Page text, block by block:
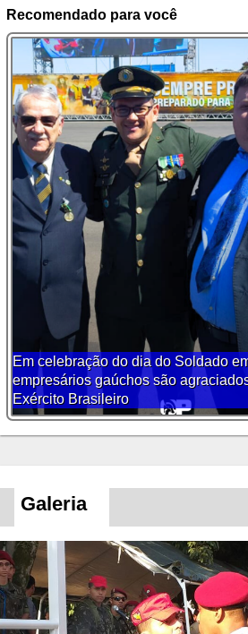
Recomendado para você
Em celebração do dia do Soldado
empresários gaúchos são
Exército Brasileiro
Galeria